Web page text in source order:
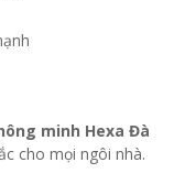
minh Hexa Đà
cho mọi ngôi nhà.